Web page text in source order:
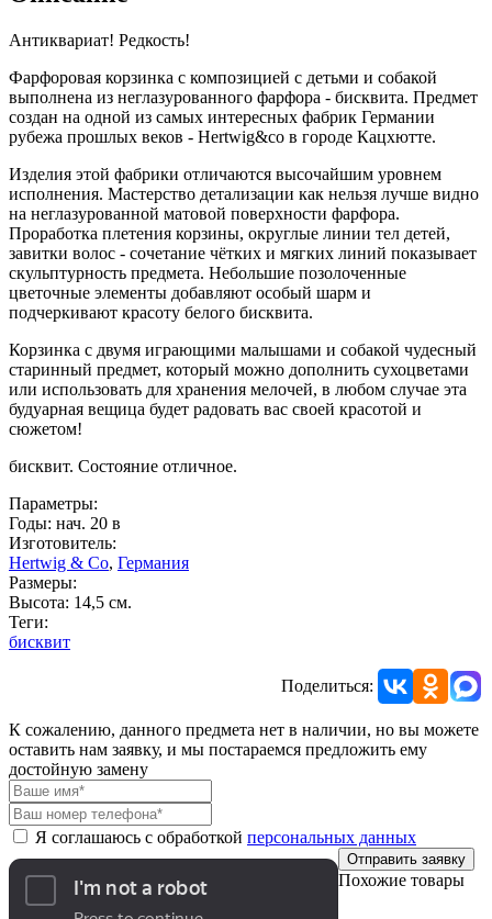
Антиквариат! Редкость!
Фарфоровая корзинка с композицией с детьми и собакой
выполнена из неглазурованного фарфора - бисквита. Предмет
создан на одной из самых интересных фабрик Германии
рубежа прошлых веков - Hertwig&co в городе Кацхютте.
Изделия этой фабрики отличаются высочайшим уровнем
исполнения. Мастерство детализации как нельзя лучше видно
на неглазурованной матовой поверхности фарфора.
Проработка плетения корзины, округлые линии тел детей,
завитки волос - сочетание чётких и мягких линий показывает
скульптурность предмета. Небольшие позолоченные
цветочные элементы добавляют особый шарм и
подчеркивают красоту белого бисквита.
Корзинка с двумя играющими малышами и собакой чудесный
старинный предмет, который можно дополнить сухоцветами
или использовать для хранения мелочей, в любом случае эта
будуарная вещица будет радовать вас своей красотой и
сюжетом!
бисквит. Состояние отличное.
Параметры:
Годы: нач. 20 в
Изготовитель:
Hertwig & Co, Германия
Размеры:
Высота: 14,5 см.
Теги:
бисквит
Поделиться:
К сожалению, данного предмета нет в наличии, но вы можете
оставить нам заявку, и мы постараемся предложить ему
достойную замену
Я соглашаюсь с обработкой персональных данных
Отправить заявку
Похожие товары